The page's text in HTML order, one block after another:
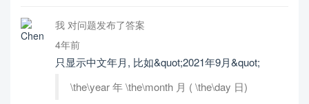
我 对问题发布了答案
4年前
只显示中文年月, 比如&quot;2021年9月&quot;
\the\year 年 \the\month 月 ( \the\day 日)